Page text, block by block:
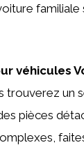
véhicules
trouverez un
pièces